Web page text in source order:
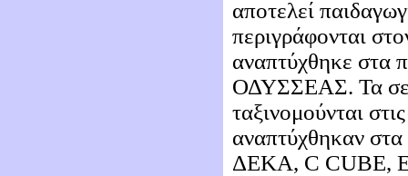
αποτελεί
περιγράφονται
αναπτύχθηκε στα
ΟΔΥΣΣΕΑΣ. Τα
ταξινομούνται
αναπτύχθηκαν
ΔΕΚΑ, C CUBE,